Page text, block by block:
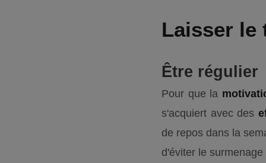
Laisser le
Être régulier
Pour que la
s'acquiert avec des
de repos dans la
d'éviter le